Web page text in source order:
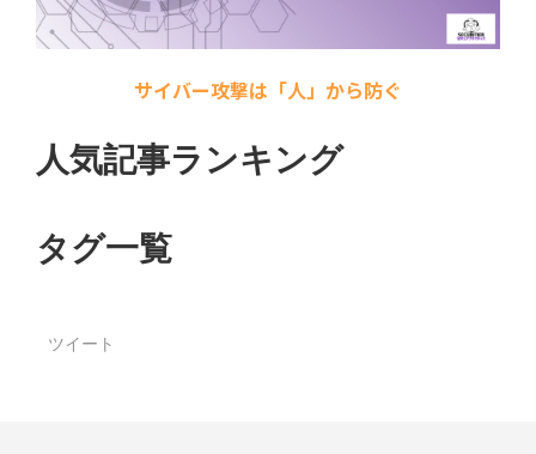
サイバー攻撃は「人」から防ぐ
人気記事ランキング
タグ一覧
ツイート